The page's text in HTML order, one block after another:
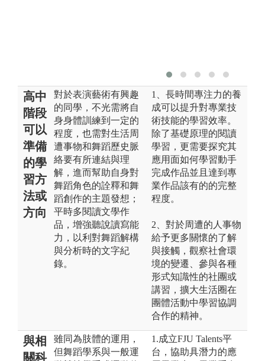
高中
階段
可以
準備
的學
習方
法或
方向
對於表演藝術有興趣
的同學，不光需將自
身身體訓練到一定的
程度，也需對生活周
遭事物和舞蹈歷史脈
絡要有所連結與理
解，進而幫助自身對
舞蹈角色的詮釋和舞
蹈創作的主題發想；
平時多閱讀文學作
品，增強聽說讀寫能
力，以利對舞蹈解構
與分析時的文字紀
錄。
1、長時間專注力的養
成可以提升對專業技
術技能的學習效率。
除了基礎原理的閱讀
學習，更需要探究其
應用面如何學習動手
完成作品並且達到專
業作品該有的的完整
程度。
2、對於周遭的人事物
給予更多關懷的了解
與接觸，觀察社會環
境的變遷、參與各種
形式知識性的社團或
講習，擴大生活圈在
團體活動中學習協調
合作的精神。
與相
關科
雖同為肢體的運用，
但舞蹈學系與一般運
1.成立FJU Talents平
台，協助具潛力的應